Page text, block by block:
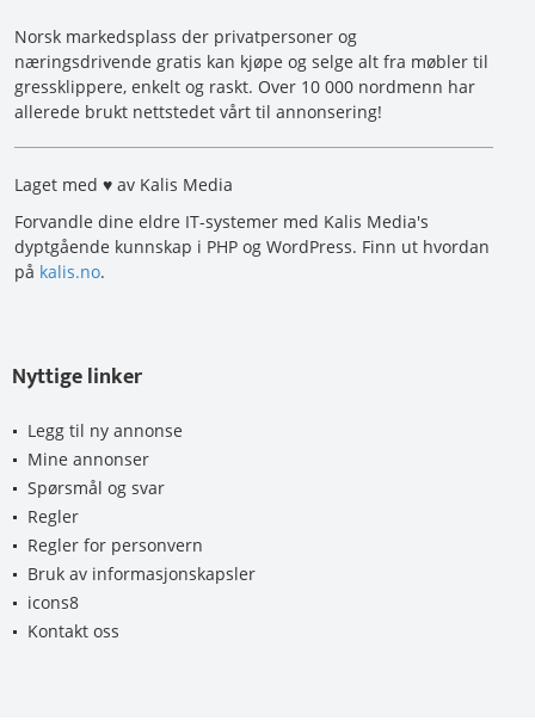
Norsk markedsplass der privatpersoner og
næringsdrivende gratis kan kjøpe og selge alt fra møbler til
gressklippere, enkelt og raskt. Over 10 000 nordmenn har
allerede brukt nettstedet vårt til annonsering!
Laget med ♥ av Kalis Media
Forvandle dine eldre IT-systemer med Kalis Media's
dyptgående kunnskap i PHP og WordPress. Finn ut hvordan
på kalis.no.
Nyttige linker
Legg til ny annonse
Mine annonser
Spørsmål og svar
Regler
Regler for personvern
Bruk av informasjonskapsler
icons8
Kontakt oss